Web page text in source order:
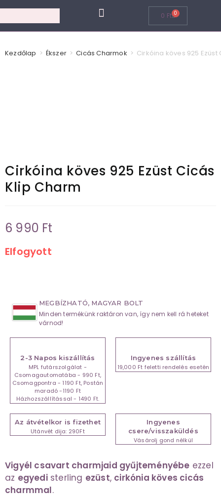
0 Ft 0
Kezdőlap > Ékszer > Cicás Charmok > Cirkóina köves 925 Ezüst
Cirkóina köves 925 Ezüst Cicás
Klip Charm
6 990 Ft
Elfogyott
MEGBÍZHATÓ, MAGYAR BOLT
Minden termékünk raktáron van, így nem kell rá heteket
várnod!
2-3 Napos kiszállítás
MPL futárszolgálat -
Csomagautomatába - 990 Ft,
Csomagpontra - 1190 Ft, Postán
maradó -1190 Ft
Házhozszállítással - 1490 Ft.
Ingyenes szállítás
19,000 Ft feletti rendelés esetén
Az átvételkor is fizethet
Utánvét dija: 290Ft
Ingyenes
csere/visszaküldés
Vásárolj gond nélkül
Vigyél csavart charmjaid gyűjteményébe ezzel
az egyedisterling ezüst, cirkónia köves cicás
charmmal.